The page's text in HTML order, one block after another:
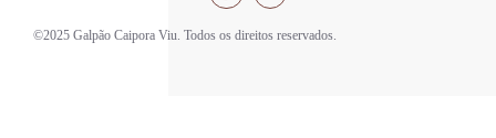
©2025 Galpão Caipora Viu. Todos os direitos reservados.